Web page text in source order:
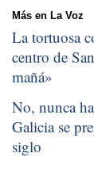
Más en La Voz
La tortuosa
centro de
mañá»
No, nunca
Galicia se
siglo